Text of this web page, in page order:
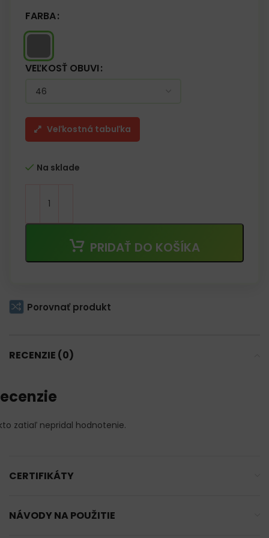
FARBA
VEĽKOSŤ OBUVI
Veľkostná tabuľka
Na sklade
PRIDAŤ DO KOŠÍKA
Porovnať produkt
RECENZIE (0)
zatiaľ nepridal hodnotenie.
CERTIFIKÁTY
NÁVODY NA POUŽITIE